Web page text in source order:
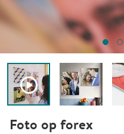
play_button_fill
Foto op forex